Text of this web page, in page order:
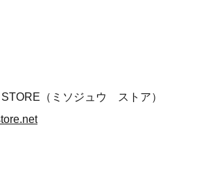
（ミソジュウ ストア）